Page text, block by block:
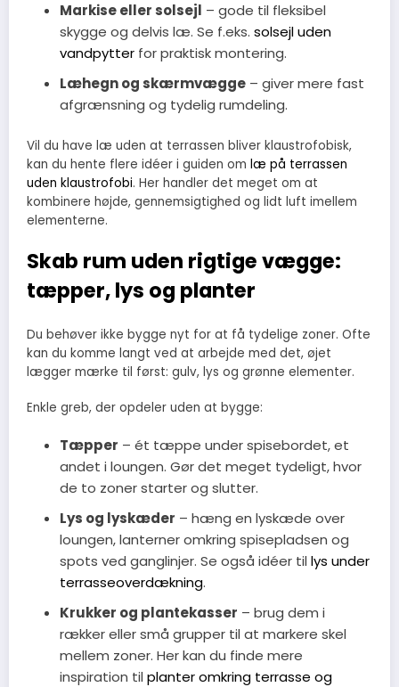
Markise eller solsejl – gode til fleksibel
skygge og delvis læ. Se f.eks. solsejl uden
vandpytterfor praktisk montering.
Læhegn og skærmvægge– giver mere fast
afgrænsning og tydelig rumdeling.
Vil du have læ uden at terrassen bliver klaustrofobisk,
kan du hente flere idéer i guiden om læ på terrassen
uden klaustrofobi. Her handler det meget om at
kombinere højde, gennemsigtighed og lidt luft imellem
elementerne.
Skab rum uden rigtige vægge:
tæpper, lys og planter
Du behøver ikke bygge nyt for at få tydelige zoner. Ofte
kan du komme langt ved at arbejde med det, øjet
lægger mærke til først: gulv, lys og grønne elementer.
Enkle greb, der opdeler uden at bygge:
Tæpper – ét tæppe under spisebordet, et
andet i loungen. Gør det meget tydeligt, hvor
de to zoner starter og slutter.
Lys og lyskæder – hæng en lyskæde over
loungen, lanterner omkring spisepladsen og
spots ved ganglinjer. Se også idéer til lys under
terrasseoverdækning.
Krukker og plantekasser – brug dem i
rækker eller små grupper til at markere skel
mellem zoner. Her kan du finde mere
inspiration til planter omkring terrasse og